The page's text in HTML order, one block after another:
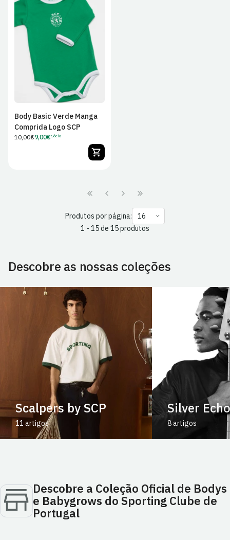
3/6M
9/12M 12/18M 18/24M
Body Basic Verde Manga
Comprida Logo SCP
Preço
10,00€Preço
9,00€ Sócio
Produtos por página:
1 - 15 de 15 produtos
Descobre as nossas coleções
Scalpers by SCP
11 artigos
Silver Echo
8 artigos
Descobre a Coleção Oficial de Bodys
e Babygrows do Sporting Clube de
Portugal